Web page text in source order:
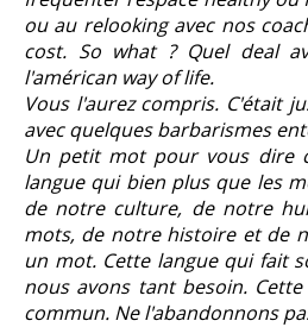
ou au relooking avec nos
cost. So what ? Quel deal
l'américan way of life.
Vous l'aurez compris. C'était
avec quelques barbarismes
Un petit mot pour vous dire
langue qui bien plus que les
de notre culture, de notre
mots, de notre histoire et de
un mot. Cette langue qui fait
nous avons tant besoin.
commun. Ne l'abandonnons